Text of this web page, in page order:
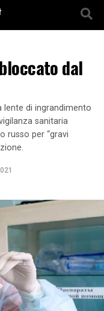
dal
di ingrandimento
sanitaria
russo per “gravi